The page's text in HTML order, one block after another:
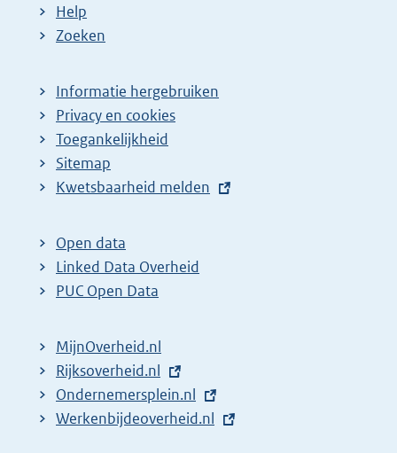
Help
Zoeken
Informatie hergebruiken
Privacy en cookies
Toegankelijkheid
Sitemap
E
t
e
r
l
i
n
k
Kwetsbaarheid melden
Open data
Linked Data Overheid
PUC Open Data
MijnOverheid.nl
E
x
t
Rijksoverheid.nl
E
x
Ondernemersplein.nl
E
Werkenbijdeoverheid.nl